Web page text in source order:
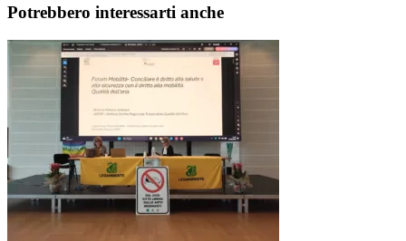
Potrebbero interessarti anche